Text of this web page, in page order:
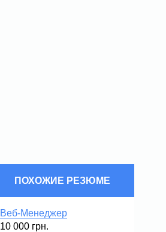
ПОХОЖИЕ РЕЗЮМЕ
Веб-Менеджер
10 000 грн.